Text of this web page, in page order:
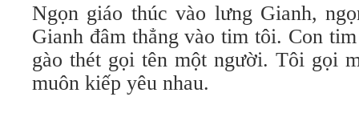
Ngọn giáo thúc vào lưng Gianh,
Gianh đâm thẳng vào tim tôi. Con
gào thét gọi tên một người. Tôi gọi
muôn kiếp yêu nhau.